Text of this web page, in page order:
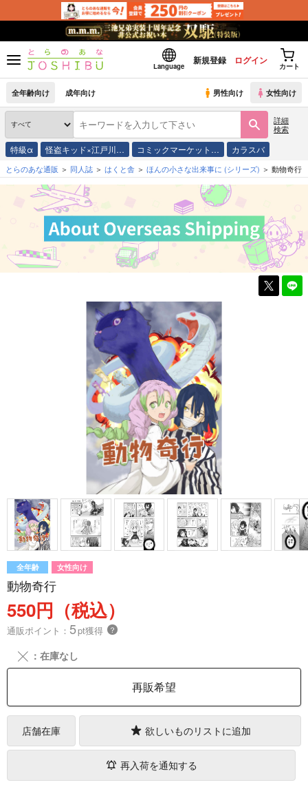
Language
新規登録 ログイン
カート
全年齢向け 成年向け 男性向け 女性向け
詳細
検索
特級α 怪盗キッド×江戸川… コミックマーケット… カラスバ
とらのあな通販 同人誌 はくと舎 ほんの小さな出来事に (シリーズ) 動物奇行
全年齢 女性向け
動物奇行
550円（税込）
通販ポイント： 5pt獲得 ？
╳ ：在庫なし
再販希望
店舗在庫 欲しいものリストに追加
再入荷を通知する